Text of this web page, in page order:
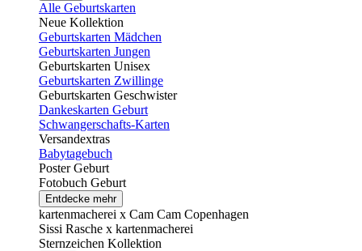
Alle Geburtskarten
Neue Kollektion
Geburtskarten Mädchen
Geburtskarten Jungen
Geburtskarten Unisex
Geburtskarten Zwillinge
Geburtskarten Geschwister
Dankeskarten Geburt
Schwangerschafts-Karten
Versandextras
Babytagebuch
Poster Geburt
Fotobuch Geburt
Entdecke mehr
kartenmacherei x Cam Cam Copenhagen
Sissi Rasche x kartenmacherei
Sternzeichen Kollektion